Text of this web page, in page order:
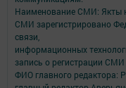
Наименование СМИ: Якты
СМИ зарегистрировано
связи,
информационных
запись о регистрации
ФИО главного редактора: